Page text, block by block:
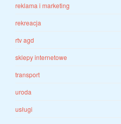
reklama i marketing
rekreacja
rtv agd
sklepy internetowe
transport
uroda
usługi